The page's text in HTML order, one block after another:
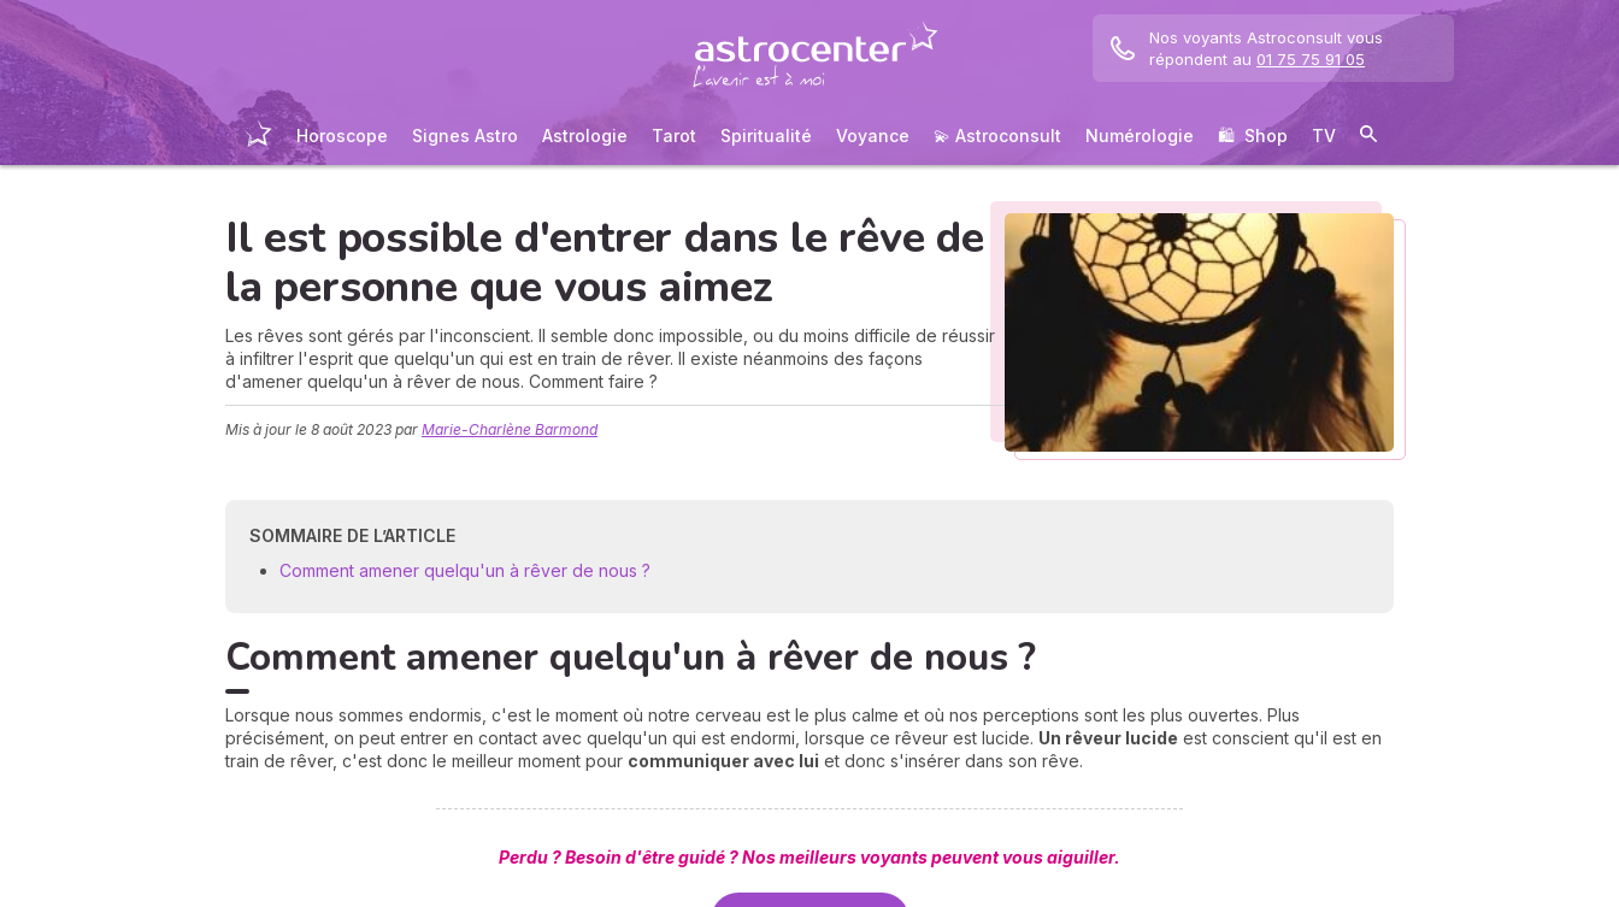
Nos voyants Astroconsult vous
répondent au 01 75 75 91 05
Horoscope Signes Astro Astrologie Tarot Spiritualité Voyance 💫 Astroconsult Numérologie 🛍 ️ Shop TV
Il est possible d'entrer dans le rêve de
la personne que vous aimez
Les rêves sont gérés par l'inconscient. Il semble donc impossible, ou du moins difficile de réussir
à infiltrer l'esprit que quelqu'un qui est en train de rêver. Il existe néanmoins des façons
d'amener quelqu'un à rêver de nous. Comment faire ?
Mis à jour le 8 août 2023 par Marie-Charlène Barmond
SOMMAIRE DE L’ARTICLE
Comment amener quelqu'un à rêver de nous ?
Comment amener quelqu'un à rêver de nous ?
Lorsque nous sommes endormis, c'est le moment où notre cerveau est le plus calme et où nos perceptions sont les plus ouvertes. Plus
précisément, on peut entrer en contact avec quelqu'un qui est endormi, lorsque ce rêveur est lucide. Un rêveur lucide est conscient qu'il est en
train de rêver, c'est donc le meilleur moment pour communiquer avec lui et donc s'insérer dans son rêve.
Perdu ? Besoin d'être guidé ? Nos meilleurs voyants peuvent vous aiguiller.